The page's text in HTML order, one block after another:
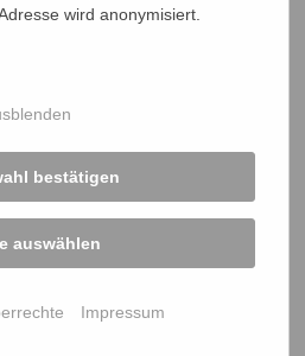
wird anonymisiert.
bestätigen
auswählen
Impressum